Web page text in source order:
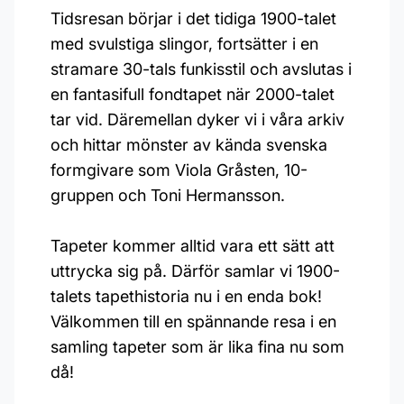
Tidsresan börjar i det tidiga 1900-talet
med svulstiga slingor, fortsätter i en
stramare 30-tals funkisstil och avslutas i
en fantasifull fondtapet när 2000-talet
tar vid. Däremellan dyker vi i våra arkiv
och hittar mönster av kända svenska
formgivare som Viola Gråsten, 10-
gruppen och Toni Hermansson.
Tapeter kommer alltid vara ett sätt att
uttrycka sig på. Därför samlar vi 1900-
talets tapethistoria nu i en enda bok!
Välkommen till en spännande resa i en
samling tapeter som är lika fina nu som
då!